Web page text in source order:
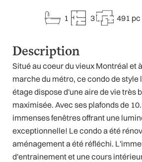
1 3 491 pc
Description
Situé au coeur du vieux Montréal et
marche du métro, ce condo de style
étage dispose d'une aire de vie très
maximisée. Avec ses plafonds de
immenses fenêtres offrant une
exceptionnelle! Le condo a été
aménagement a été réfléchi.
d'entrainement et une cours